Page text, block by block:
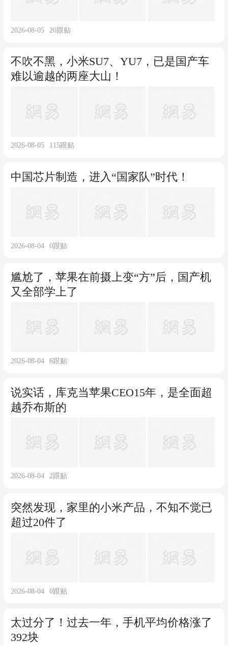
2026-08-05 20跟贴
不吹不黑，小米SU7、YU7，已是国产车
难以逾越的两座大山！
2026-08-05 115跟贴
中国芯片制造，进入“国家队”时代！
2026-08-04 0跟贴
尴尬了，苹果在前摄上变“方”后，国产机
又全部学上了
2026-08-04 6跟贴
说实话，库克当苹果CEO15年，是全面超
越乔布斯的
2026-08-04 2跟贴
突然发现，家里的小米产品，不知不觉已
超过20件了
2026-08-04 0跟贴
太过分了！过去一年，手机平均价格涨了
392块